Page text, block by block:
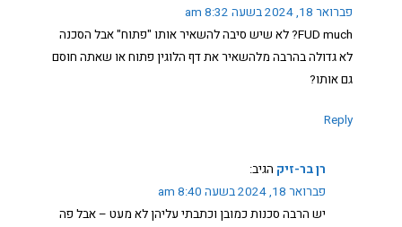
פברואר 18, 2024 בשעה 8:32 am
FUD much? לא שיש סיבה להשאיר אותו "פתוח" אבל הסכנה
לא גדולה בהרבה מלהשאיר את דף הלוגין פתוח או שאתה חוסם
גם אותו?
Reply
רן בר-זיק הגיב:
פברואר 18, 2024 בשעה 8:40 am
יש הרבה סכנות כמובן וכתבתי עליהן לא מעט – אבל פה